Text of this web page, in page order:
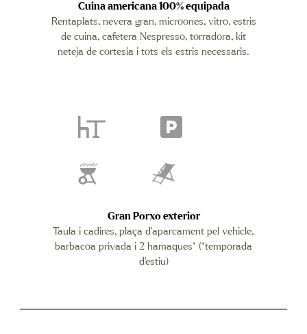
Cuina americana 100% equipada
Rentaplats, nevera gran, microones, vitro, estris
de cuina, cafetera Nespresso, torradora, kit
neteja de cortesia i tots els estris necessaris.
Gran Porxo exterior
Taula i cadires, plaça d’aparcament pel vehicle,
barbacoa privada i 2 hamaques* (*temporada
d’estiu)